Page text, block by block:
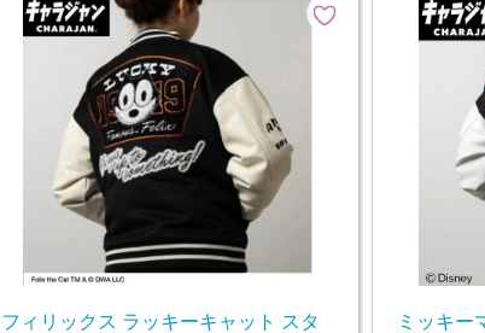
フィリックス ラッキーキャット スタ
ミッキー